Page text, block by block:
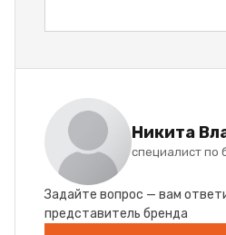
Никита
специалист по
Задайте вопрос — вам
представитель бренда